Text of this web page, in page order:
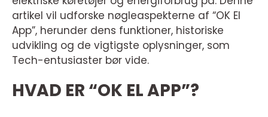
artikel vil udforske nøgleaspekterne af “OK El
App”, herunder dens funktioner, historiske
udvikling og de vigtigste oplysninger, som
Tech-entusiaster bør vide.
HVAD ER “OK EL APP”?